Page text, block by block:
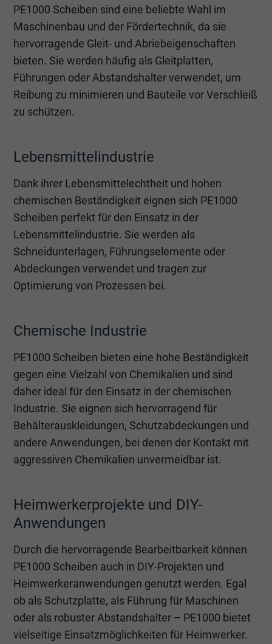
PE1000 Scheiben sind eine beliebte Wahl im
Maschinenbau und der Fördertechnik, da sie
hervorragende Gleit- und Abriebeigenschaften
bieten. Sie werden häufig als Gleitplatten,
Führungen oder Abstandshalter verwendet, um
Reibung zu minimieren und Bauteile vor Verschleiß
zu schützen.
Lebensmittelindustrie
Dank ihrer Lebensmittelechtheit und hohen
chemischen Beständigkeit eignen sich PE1000
Scheiben perfekt für den Einsatz in der
Lebensmittelindustrie. Sie werden als
Schneidunterlagen, Führungselemente oder
Abdeckungen verwendet und tragen zur
Optimierung von Prozessen bei.
Chemische Industrie
PE1000 Scheiben bieten eine hohe Beständigkeit
gegen eine Vielzahl von Chemikalien und sind
daher ideal für den Einsatz in der chemischen
Industrie. Sie eignen sich hervorragend für
Behälterauskleidungen, Schutzabdeckungen und
andere Anwendungen, bei denen der Kontakt mit
aggressiven Chemikalien unvermeidbar ist.
Heimwerkerprojekte und DIY-
Anwendungen
Durch die hervorragende Bearbeitbarkeit können
PE1000 Scheiben auch in DIY-Projekten und
Heimwerkeranwendungen genutzt werden. Egal
ob als Schutzplatte, als Führung für Maschinen
oder als robuster Abstandshalter – PE1000 bietet
vielseitige Einsatzmöglichkeiten für Heimwerker.